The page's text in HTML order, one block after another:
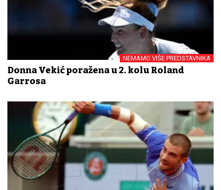
NEMAMO VIŠE PREDSTAVNIKA
Donna Vekić poražena u 2. kolu Roland
Garrosa